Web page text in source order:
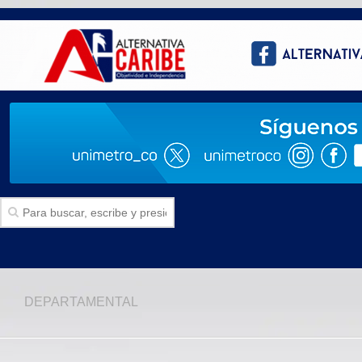
Politica
DEPARTAMENTAL